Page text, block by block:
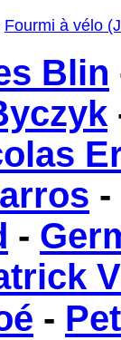
Fourmi à vélo
Blin
-
-